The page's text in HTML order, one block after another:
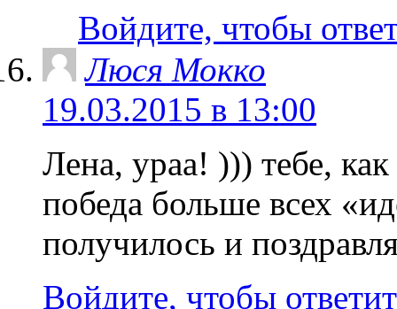
Войдите, чтобы
Люся Мокко
19.03.2015 в 13:00
Лена, ураа! ))) тебе,
победа больше всех
получилось и
Войдите, чтобы